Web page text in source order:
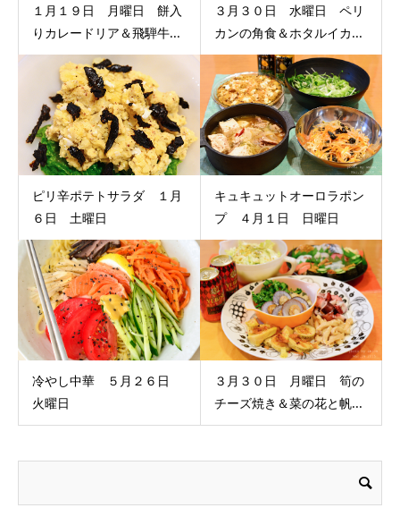
１月１９日 月曜日 餅入
りカレードリア＆飛騨牛...
３月３０日 水曜日 ペリ
カンの角食＆ホタルイカ...
ピリ辛ポテトサラダ １月
６日 土曜日
キュキュットオーロラポン
プ ４月１日 日曜日
冷やし中華 ５月２６日
火曜日
３月３０日 月曜日 筍の
チーズ焼き＆菜の花と帆...